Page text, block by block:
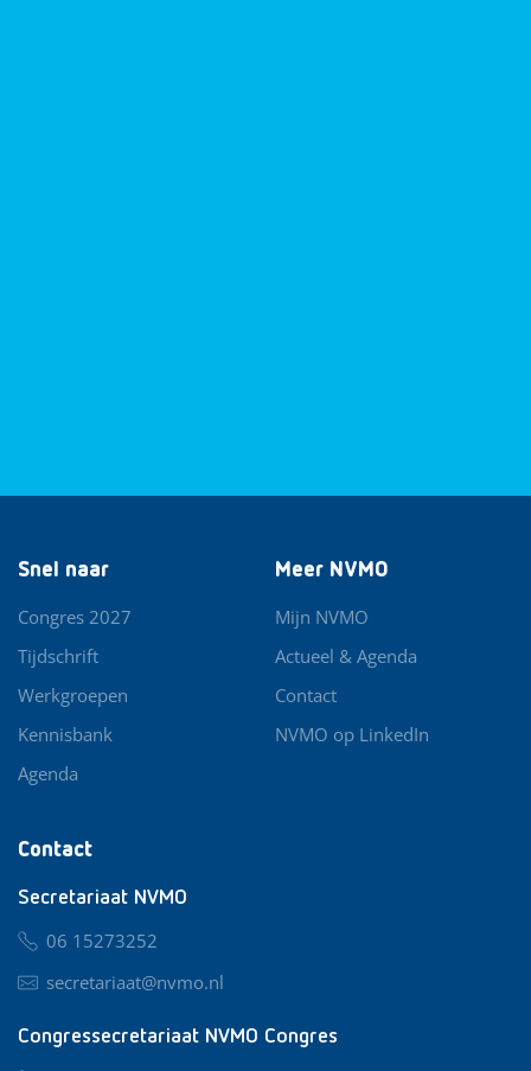
Contact
Secretariaat NVMO
06 15273252
secretariaat@nvmo.nl
Congressecretariaat NVMO Congres
Snel naar
Congres 2027
Tijdschrift
Werkgroepen
Kennisbank
Agenda
Meer NVMO
Mijn NVMO
Actueel & Agenda
Contact
NVMO op LinkedIn